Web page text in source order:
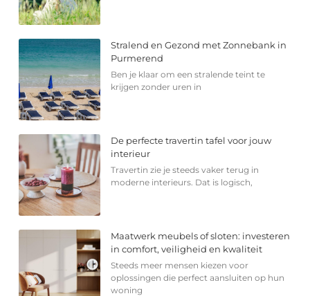
Stralend en Gezond met Zonnebank in
Purmerend
Ben je klaar om een stralende teint te
krijgen zonder uren in
De perfecte travertin tafel voor jouw
interieur
Travertin zie je steeds vaker terug in
moderne interieurs. Dat is logisch,
Maatwerk meubels of sloten: investeren
in comfort, veiligheid en kwaliteit
Steeds meer mensen kiezen voor
oplossingen die perfect aansluiten op hun
woning